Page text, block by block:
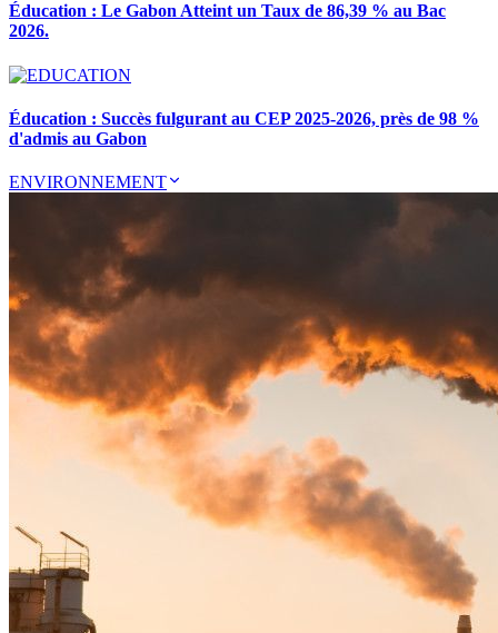
Éducation : Le Gabon Atteint un Taux de 86,39 % au Bac
2026.
Éducation : Succès fulgurant au CEP 2025-2026, près de 98 %
d'admis au Gabon
ENVIRONNEMENT